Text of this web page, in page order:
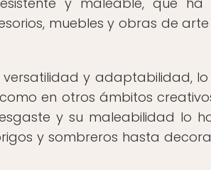
muebles y obras de
y adaptabilidad,
en otros ámbitos
y su maleabilidad lo
y sombreros hasta